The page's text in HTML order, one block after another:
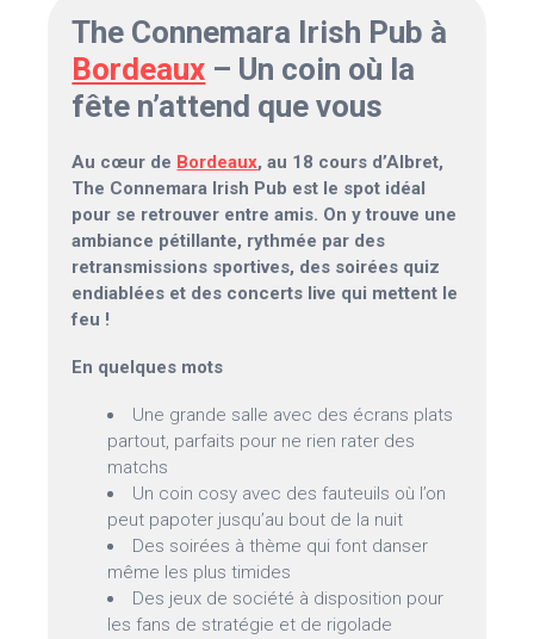
The Connemara Irish Pub à
Bordeaux – Un coin où la
fête n’attend que vous
Au cœur de Bordeaux, au 18 cours d’Albret,
The Connemara Irish Pub est le spot idéal
pour se retrouver entre amis. On y trouve une
ambiance pétillante, rythmée par des
retransmissions sportives, des soirées quiz
endiablées et des concerts live qui mettent le
feu !
En quelques mots
Une grande salle avec des écrans plats
partout, parfaits pour ne rien rater des
matchs
Un coin cosy avec des fauteuils où l’on
peut papoter jusqu’au bout de la nuit
Des soirées à thème qui font danser
même les plus timides
Des jeux de société à disposition pour
les fans de stratégie et de rigolade